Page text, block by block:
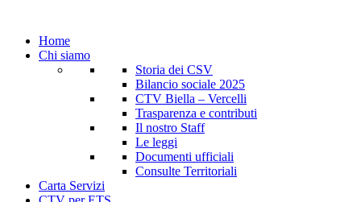
Home
Chi siamo
Storia dei CSV
Bilancio sociale 2025
CTV Biella – Vercelli
Trasparenza e contributi
Il nostro Staff
Le leggi
Documenti ufficiali
Consulte Territoriali
Carta Servizi